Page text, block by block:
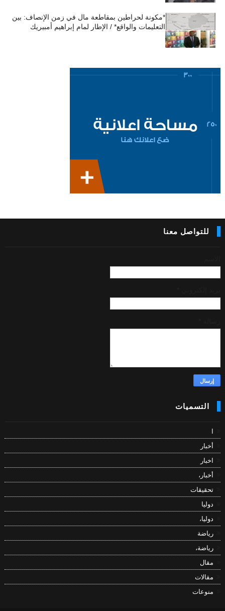
*مكونة لحراطين بمقاطعة مال في زمن الإنصاف: بين
التعليمات والواقع* / الإطار لمام إبراهيم أمبيريك
للتواصل معنا
التسميات
أخبار
اخبار
أخبار،
تحقيقات
دوليا
دوليا،
رياضة
رياضة،
مقال
مقالات
منوعات